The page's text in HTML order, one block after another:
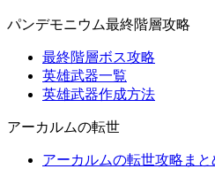
パンデモニウム最終階層攻略
最終階層ボス攻略
英雄武器一覧
英雄武器作成方法
アーカルムの転世
アーカルムの転世攻略まと